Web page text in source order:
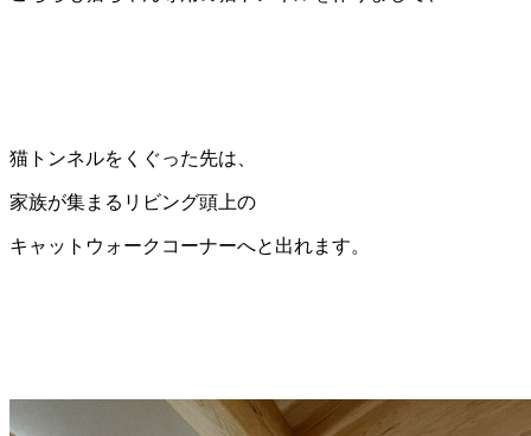
猫トンネルをくぐった先は、
家族が集まるリビング頭上の
キャットウォークコーナーへと出れます。